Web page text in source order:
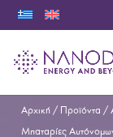
Αρχική / Προϊόντα /
Μπαταρίες